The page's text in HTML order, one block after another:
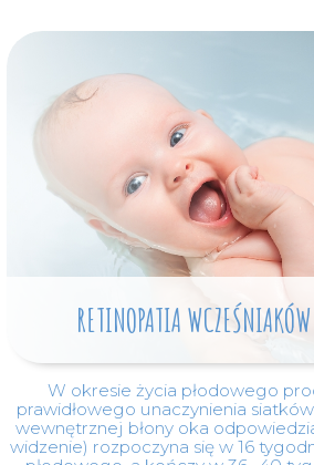
RETINOPATIA WCZEŚNIAKÓW
W okresie życia płodowego
prawidłowego unaczynienia
wewnętrznej błony oka
widzenie) rozpoczyna się w 16